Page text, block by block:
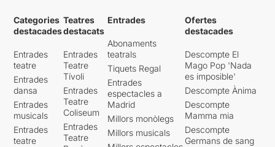
Categories
destacades
Entrades
teatre
Entrades
dansa
Entrades
musicals
Entrades
teatre
Teatres
destacats
Entrades
Teatre
Tívoli
Entrades
Teatre
Coliseum
Entrades
Teatre
Entrades
Abonaments
teatrals
Tiquets Regal
Entrades
espectacles a
Madrid
Millors monòlegs
Millors musicals
Ofertes
destacades
Descompte El
Mago Pop 'Nada
es imposible'
Descompte Ànima
Descompte
Mamma mia
Descompte
Germans de sang